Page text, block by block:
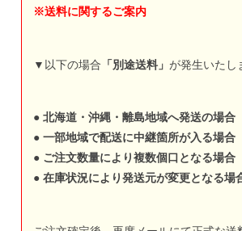
※送料に関するご案内
▼以下の場合 「別途送料」 が発生いたし
● 北海道・沖縄・離島地域へ発送の場合
● 一部地域で配送に中継箇所が入る場合
● ご注文数量により複数個口となる場合
● 在庫状況により発送元が変更となる場